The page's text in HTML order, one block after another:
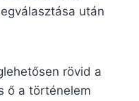
után
rövid a
ő a történelem